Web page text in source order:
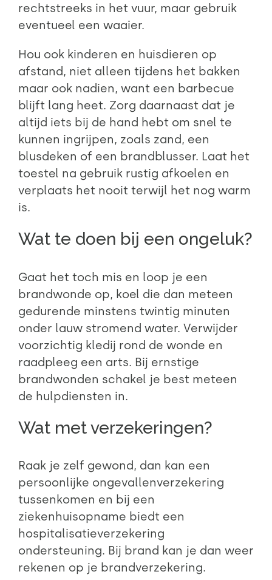
rechtstreeks in het vuur, maar gebruik
eventueel een waaier.
Hou ook kinderen en huisdieren op
afstand, niet alleen tijdens het bakken
maar ook nadien, want een barbecue
blijft lang heet. Zorg daarnaast dat je
altijd iets bij de hand hebt om snel te
kunnen ingrijpen, zoals zand, een
blusdeken of een brandblusser. Laat het
toestel na gebruik rustig afkoelen en
verplaats het nooit terwijl het nog warm
is.
Wat te doen bij een ongeluk?
Gaat het toch mis en loop je een
brandwonde op, koel die dan meteen
gedurende minstens twintig minuten
onder lauw stromend water. Verwijder
voorzichtig kledij rond de wonde en
raadpleeg een arts. Bij ernstige
brandwonden schakel je best meteen
de hulpdiensten in.
Wat met verzekeringen?
Raak je zelf gewond, dan kan een
persoonlijke ongevallenverzekering
tussenkomen en bij een
ziekenhuisopname biedt een
hospitalisatieverzekering
ondersteuning. Bij brand kan je dan weer
rekenen op je brandverzekering.